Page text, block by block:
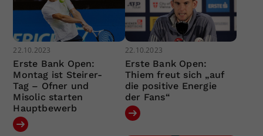
22.10.2023
Erste Bank Open:
Montag ist Steirer-
Tag – Ofner und
Misolic starten
Hauptbewerb
22.10.2023
Erste Bank Open:
Thiem freut sich „auf
die positive Energie
der Fans“